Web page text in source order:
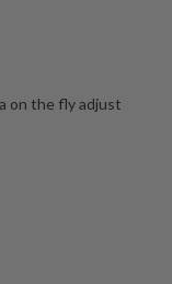
on the fly adjust